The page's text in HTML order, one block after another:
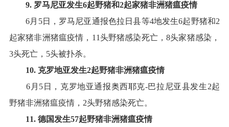
9. 罗马尼亚发生6起野猪和2起家猪非洲猪瘟疫情
6月 5日，罗马尼亚通报色拉日县等4地发生6起野猪和2
起家猪非洲猪瘟疫情， 11头野猪感染死亡，8头家猪感染，
3头死亡， 5头被扑杀。
10. 克罗地亚发生2起野猪非洲猪瘟疫情
6 月 5 日，克罗地亚通报奥西耶克-巴拉尼亚县发生2起
野猪非洲猪瘟疫情， 2头野猪感染死亡。
11. 德国发生57起野猪非洲猪瘟疫情